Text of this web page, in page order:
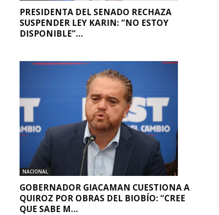
PRESIDENTA DEL SENADO RECHAZA
SUSPENDER LEY KARIN: “NO ESTOY
DISPONIBLE”...
NACIONAL
GOBERNADOR GIACAMAN CUESTIONA A
QUIROZ POR OBRAS DEL BIOBÍO: “CREE
QUE SABE M...